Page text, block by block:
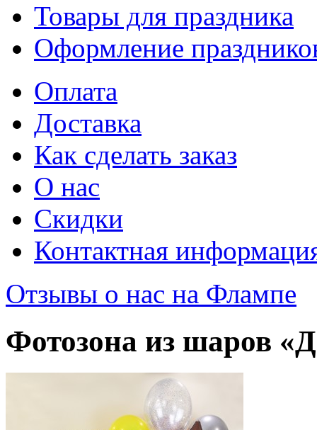
Товары для праздника
Оформление
Оплата
Доставка
Как сделать заказ
О нас
Скидки
Контактная
Отзывы о нас на Флампе
Фотозона из шаров